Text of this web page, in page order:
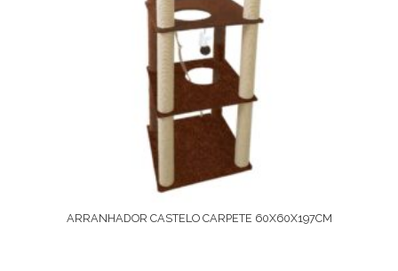
ARRANHADOR CASTELO CARPETE 60X60X197CM
Ver Opções